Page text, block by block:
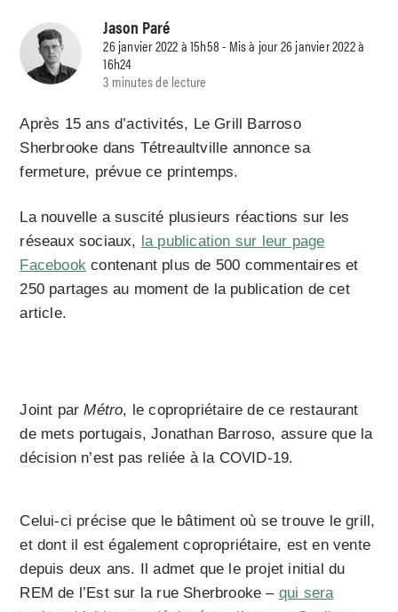
Jason Paré
26 janvier 2022 à 15h58 - Mis à jour 26 janvier 2022 à
16h24
3 minutes de lecture
Après 15 ans d’activités, Le Grill Barroso
Sherbrooke dans Tétreaultville annonce sa
fermeture, prévue ce printemps.
La nouvelle a suscité plusieurs réactions sur les
réseaux sociaux, la publication sur leur page
Facebook contenant plus de 500 commentaires et
250 partages au moment de la publication de cet
article.
Joint parMétro, le copropriétaire de ce restaurant
de mets portugais, Jonathan Barroso, assure que la
décision n’est pas reliée à la COVID-19.
Celui-ci précise que le bâtiment où se trouve le grill,
et dont il est également copropriétaire, est en vente
depuis deux ans. Il admet que le projet initial du
REM de l’Est sur la rue Sherbrooke – qui sera